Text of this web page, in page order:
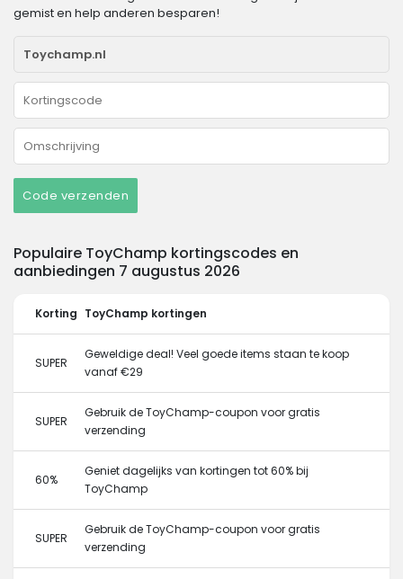
gemist en help anderen besparen!
Code verzenden
Populaire ToyChamp kortingscodes en
aanbiedingen 7 augustus 2026
Korting ToyChamp kortingen
SUPER
Geweldige deal! Veel goede items staan ​​te koop
vanaf €29
SUPER
Gebruik de ToyChamp-coupon voor gratis
verzending
60%
Geniet dagelijks van kortingen tot 60% bij
ToyChamp
SUPER
Gebruik de ToyChamp-coupon voor gratis
verzending